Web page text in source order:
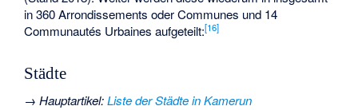
in 360 Arrondissements oder Communes und 14
Communautés Urbaines aufgeteilt:[16]
Städte
→Hauptartikel:Liste der Städte in Kamerun